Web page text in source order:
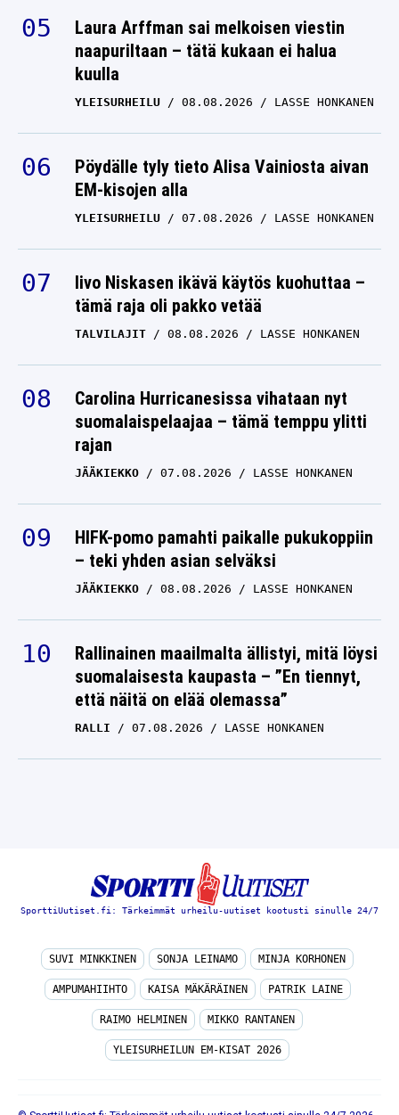
Laura Arffman sai melkoisen viestin
naapuriltaan – tätä kukaan ei halua
kuulla
YLEISURHEILU 08.08.2026 LASSE HONKANEN
Pöydälle tyly tieto Alisa Vainiosta aivan
EM-kisojen alla
YLEISURHEILU 07.08.2026 LASSE HONKANEN
Iivo Niskasen ikävä käytös kuohuttaa –
tämä raja oli pakko vetää
TALVILAJIT 08.08.2026 LASSE HONKANEN
Carolina Hurricanesissa vihataan nyt
suomalaispelaajaa – tämä temppu ylitti
rajan
JÄÄKIEKKO 07.08.2026 LASSE HONKANEN
HIFK-pomo pamahti paikalle pukukoppiin
– teki yhden asian selväksi
JÄÄKIEKKO 08.08.2026 LASSE HONKANEN
Rallinainen maailmalta ällistyi, mitä löysi
suomalaisesta kaupasta – ”En tiennyt,
että näitä on elää olemassa”
RALLI 07.08.2026 LASSE HONKANEN
SporttiUutiset.fi: Tärkeimmät urheilu-uutiset kootusti sinulle 24/7
SUVI MINKKINEN SONJA LEINAMO MINJA KORHONEN
AMPUMAHIIHTO KAISA MÄKÄRÄINEN PATRIK LAINE
RAIMO HELMINEN MIKKO RANTANEN
YLEISURHEILUN EM-KISAT 2026